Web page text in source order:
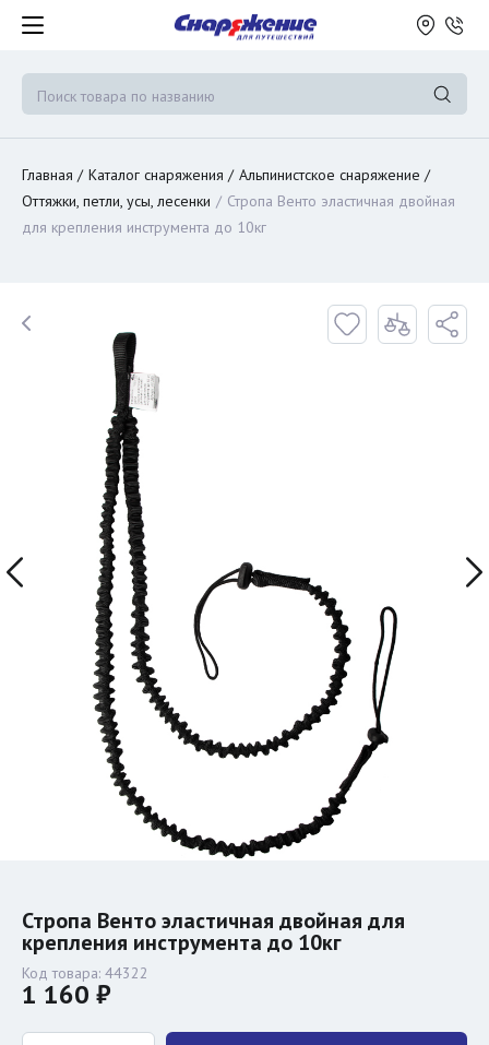
Главная Каталог снаряжения
Альпинистское снаряжение
Оттяжки, петли, усы, лесенки
Стропа Венто эластичная двойная
для крепления инструмента до 10кг
Стропа Венто эластичная двойная для
крепления инструмента до 10кг
Код товара: 44322
1 160 ₽